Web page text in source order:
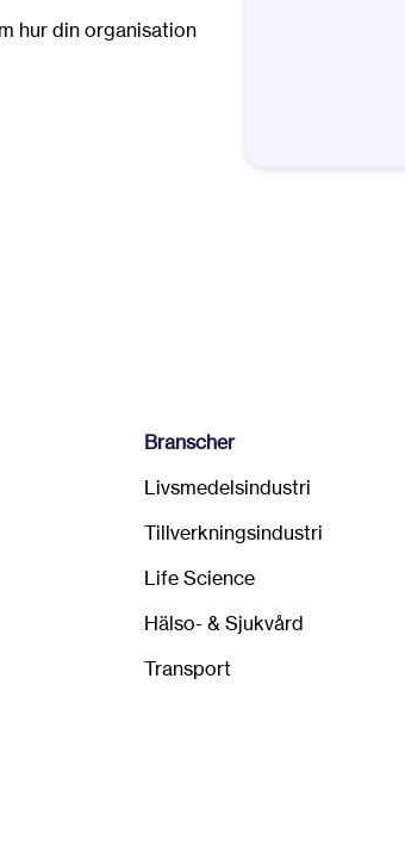
hur din organisation
Branscher
Livsmedelsindustri
Tillverkningsindustri
Life Science
Hälso- & Sjukvård
Transport